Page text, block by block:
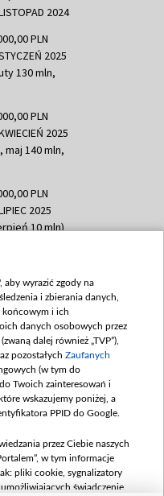
2024
PLN
2025
130 mln,
PLN
2025
maj 140 mln,
PLN
2025
10 mln)
PLN
PLN
2025
październik 350
PLN
2025
PLN
2026 (wpłata
370 mln,8
aby wyrazić zgody na
i zbierania danych,
końcowym i ich
danych osobowych przez
dalej również „TVP”),
pozostałych Zaufanych
(w tym do
Twoich zainteresowań i
wskazujemy poniżej, a
PPID do Google.
przez Ciebie naszych
w tym informacje
pliki cookie, sygnalizatory
świadczenie